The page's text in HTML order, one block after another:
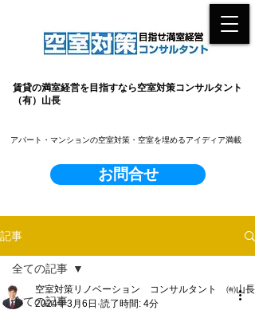
賃貸の満室経営を目指すなら空室対策コンサルタント
（有）山長
お問合せ
​アパート・マンションの空室対策・空室を埋めるアイディア満載
記事
全ての記事
全ての記事
空室対策リノベーション コンサルタント ㈲山長
2024年3月6日 読了時間: 4分